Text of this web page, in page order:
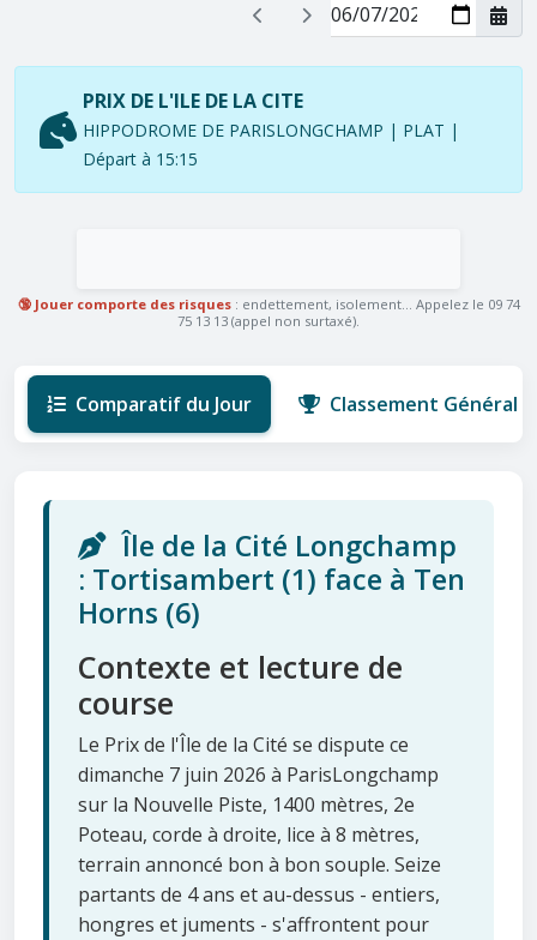
PRIX DE L'ILE DE LA CITE
HIPPODROME DE PARISLONGCHAMP | PLAT |
Départ à 15:15
🔞 Jouer comporte des risques: endettement, isolement... Appelez le 09 74
75 13 13 (appel non surtaxé).
Comparatif du Jour Classement Général
Île de la Cité Longchamp
: Tortisambert (1) face à Ten
Horns (6)
Contexte et lecture de
course
Le Prix de l'Île de la Cité se dispute ce
dimanche 7 juin 2026 à ParisLongchamp
sur la Nouvelle Piste, 1400 mètres, 2e
Poteau, corde à droite, lice à 8 mètres,
terrain annoncé bon à bon souple. Seize
partants de 4 ans et au-dessus - entiers,
hongres et juments - s'affrontent pour